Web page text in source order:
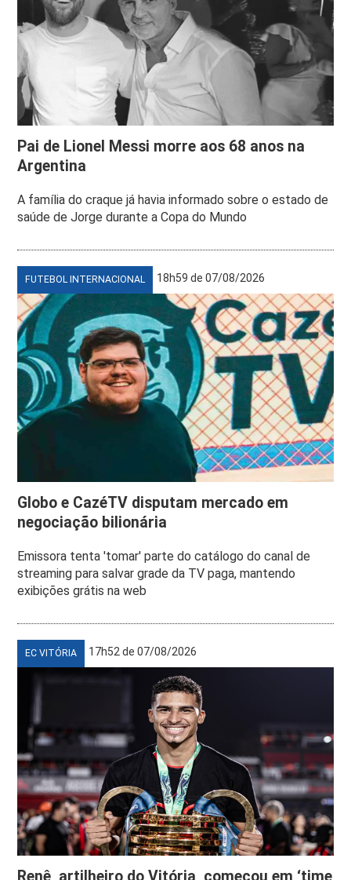
Pai de Lionel Messi morre aos 68 anos na
Argentina
A família do craque já havia informado sobre o estado de
saúde de Jorge durante a Copa do Mundo
FUTEBOL INTERNACIONAL 18h59 de 07/08/2026
Globo e CazéTV disputam mercado em
negociação bilionária
Emissora tenta 'tomar' parte do catálogo do canal de
streaming para salvar grade da TV paga, mantendo
exibições grátis na web
EC VITÓRIA 17h52 de 07/08/2026
Renê, artilheiro do Vitória, começou em ‘time